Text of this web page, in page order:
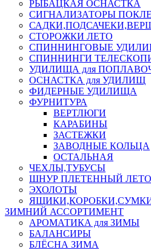
РЫБАЦКАЯ ОСНАСТКА
СИГНАЛИЗАТОРЫ
СТОРОЖКИ ЛЕТО
СПИННИНГОВЫЕ
СПИННИНГИ
УДИЛИЩА для
ОСНАСТКА для УДИЛИЩ
ФИДЕРНЫЕ УДИЛИЩА
ФУРНИТУРА
ВЕРТЛЮГИ
КАРАБИНЫ
ЗАСТЕЖКИ
ЗАВОДНЫЕ КОЛЬЦА
ОСТАЛЬНАЯ
ЧЕХЛЫ,ТУБУСЫ
ШНУР ПЛЕТЕННЫЙ ЛЕТО
ЭХОЛОТЫ
ЗИМНИЙ АССОРТИМЕНТ
АРОМАТИКА для ЗИМЫ
БАЛАНСИРЫ
БЛЁСНА ЗИМА